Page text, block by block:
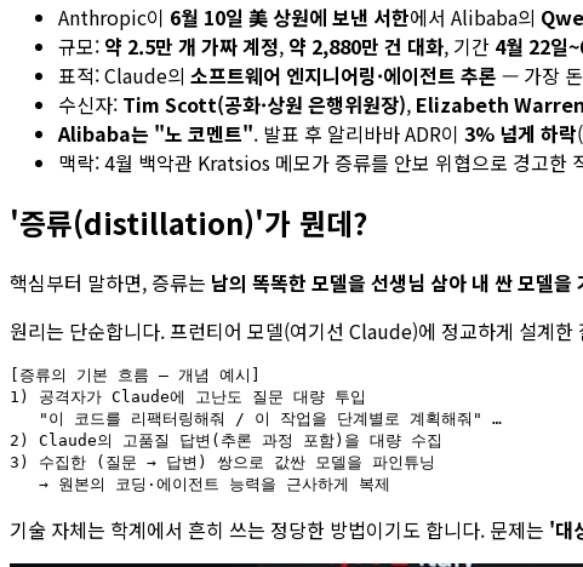
Anthropic이 6월 10일 美 상원에 보낸 서한에서 Alibaba의
규모: 약 2.5만 개 가짜 계정, 약 2,880만 건 대화, 기간 4월 22일
표적: Claude의 소프트웨어 엔지니어링·에이전트 추론 — 가장
수신자: Tim Scott(공화·상원 은행위원장), Elizabeth
Alibaba는 "노 코멘트". 발표 후 알리바바 ADR이 3% 넘게 하락
맥락: 4월 백악관 Kratsios 메모가 증류를 안보 위협으로 경고한
'증류(distillation)'가 뭔데?
핵심부터 말하면, 증류는 남의 똑똑한 모델을 선생님 삼아 내 싼 모델을
원리는 단순합니다. 프런티어 모델(여기선 Claude)에 정교하게 설계
[증류의 기본 흐름 — 개념 예시]
1) 공격자가 Claude에 고난도 질문 대량 투입
   "이 코드를 리팩터링해줘 / 이 작업을 단계별로 계획해줘" …
2) Claude의 고품질 답변(추론 과정 포함)을 대량 수집
3) 수집한 (질문 → 답변) 쌍으로 값싼 모델을 파인튜닝
기술 자체는 학계에서 흔히 쓰는 정당한 방법이기도 합니다. 문제는 '대